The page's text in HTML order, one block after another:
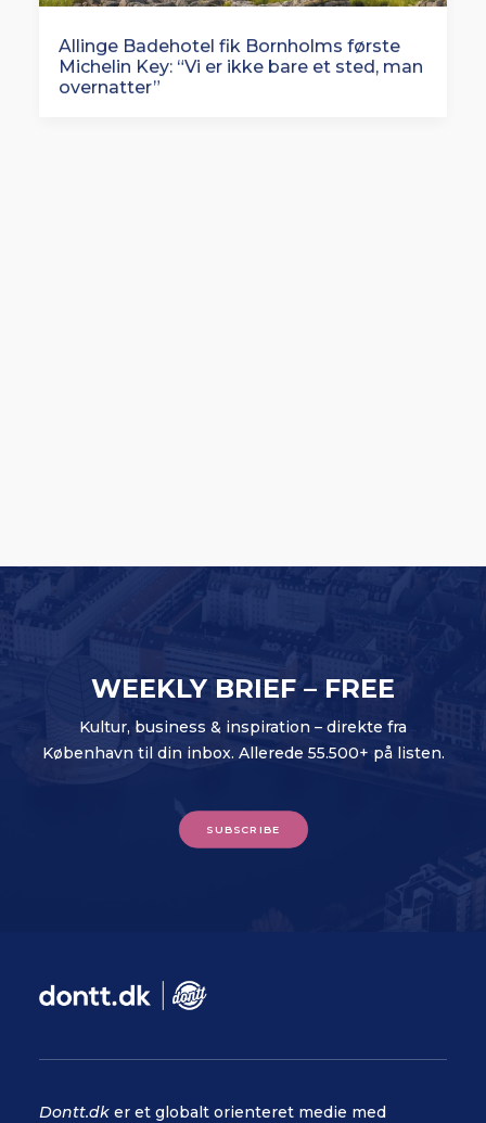
Allinge Badehotel fik Bornholms første
Michelin Key: “Vi er ikke bare et sted, man
overnatter”
WEEKLY BRIEF – FREE
Kultur, business & inspiration – direkte fra
København til din inbox. Allerede 55.500+ på listen.
SUBSCRIBE
Dontt.dk er et globalt orienteret medie med